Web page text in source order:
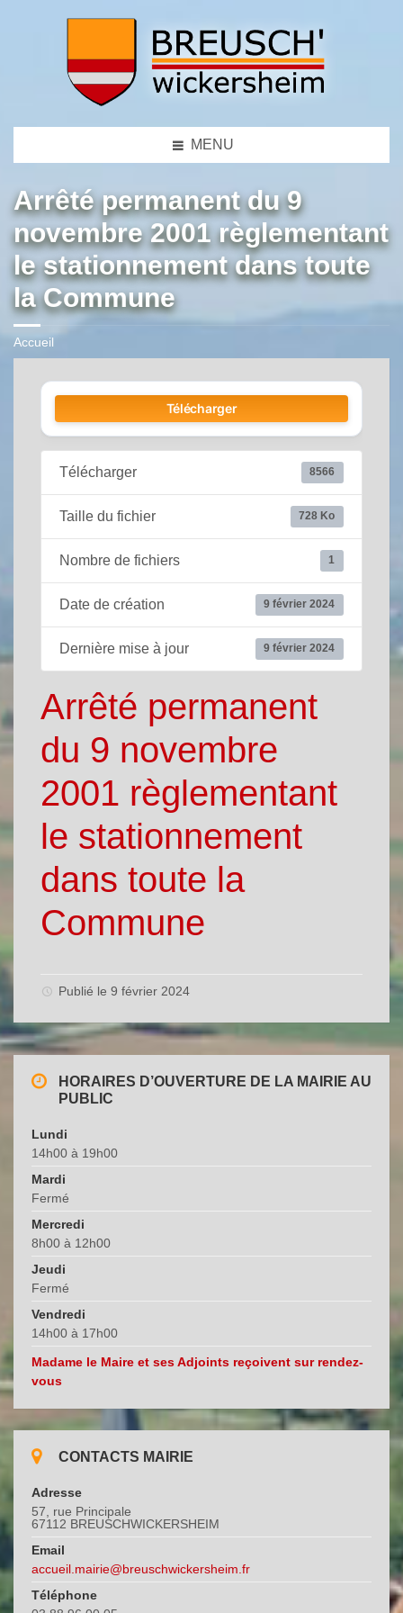
MENU
Arrêté permanent du 9
novembre 2001 règlementant
le stationnement dans toute
la Commune
Accueil
Télécharger
Télécharger 8566
Taille du fichier 728 Ko
Nombre de fichiers 1
Date de création 9 février 2024
Dernière mise à jour 9 février 2024
Arrêté permanent
du 9 novembre
2001 règlementant
le stationnement
dans toute la
Commune
Publié le 9 février 2024
HORAIRES D’OUVERTURE DE LA MAIRIE AU
PUBLIC
Lundi
14h00 à 19h00
Mardi
Fermé
Mercredi
8h00 à 12h00
Jeudi
Fermé
Vendredi
14h00 à 17h00
Madame le Maire et ses Adjoints reçoivent sur rendez-
vous
CONTACTS MAIRIE
Adresse
57, rue Principale
67112 BREUSCHWICKERSHEIM
Email
accueil.mairie@breuschwickersheim.fr
Téléphone